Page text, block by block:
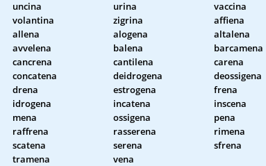
uncina urina
vaccina
volantina zigrina
affiena
allena alogena
altalena
avvelena balena
barcamena
cancrena cantilena
carena
concatena deidrogena
deossigena
drena estrogena
frena
idrogena incatena
inscena
mena ossigena
pena
raffrena rasserena
rimena
scatena serena
sfrena
tramena vena